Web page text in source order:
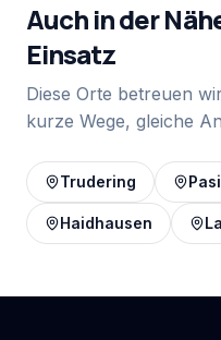
Auch in der
Einsatz
Diese Orte betreuen
kurze Wege, gleiche
Trudering
Haidhausen